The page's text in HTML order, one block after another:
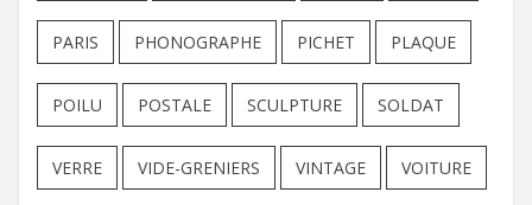
PARIS PHONOGRAPHE PICHET PLAQUE
POILU POSTALE SCULPTURE SOLDAT
VERRE VIDE-GRENIERS VINTAGE VOITURE